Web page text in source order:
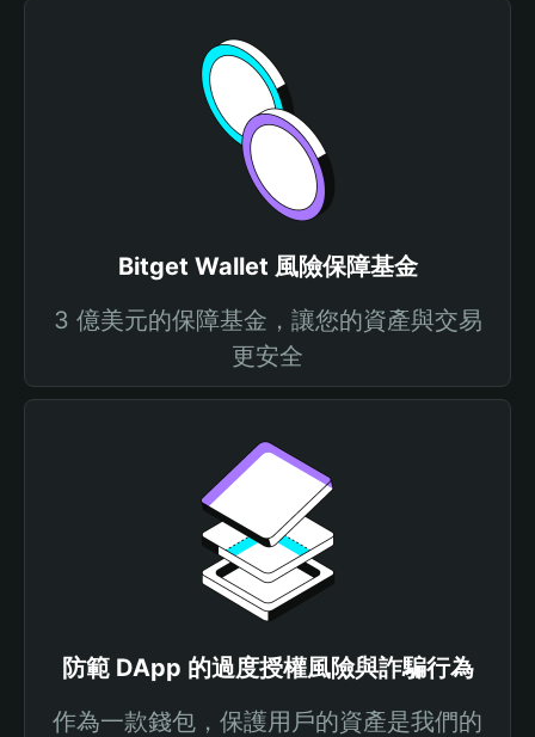
Bitget Wallet 風險保障基金
3 億美元的保障基金，讓您的資產與交易
更安全
防範 DApp 的過度授權風險與詐騙行為
作為一款錢包，保護用戶的資產是我們的